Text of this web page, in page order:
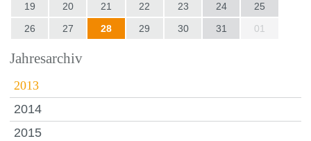
19
20 21 22 23 24
25
26
27 28 29 30 31 01
Jahresarchiv
2013
2014
2015